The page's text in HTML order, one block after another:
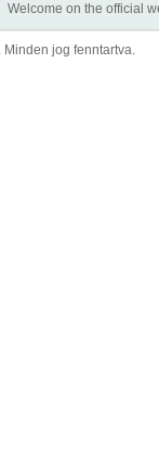
Welcome on the official
jog fenntartva.